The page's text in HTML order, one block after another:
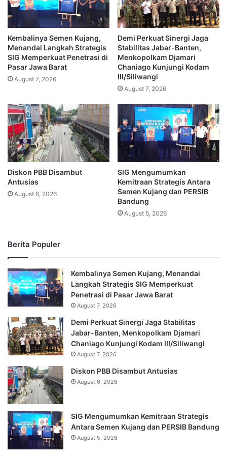
Kembalinya Semen Kujang,
Menandai Langkah Strategis
SIG Memperkuat Penetrasi di
Pasar Jawa Barat
August 7, 2026
Demi Perkuat Sinergi Jaga
Stabilitas Jabar-Banten,
Menkopolkam Djamari
Chaniago Kunjungi Kodam
III/Siliwangi
August 7, 2026
Diskon PBB Disambut
Antusias
August 6, 2026
SIG Mengumumkan
Kemitraan Strategis Antara
Semen Kujang dan PERSIB
Bandung
August 5, 2026
Berita Populer
Kembalinya Semen Kujang, Menandai
Langkah Strategis SIG Memperkuat
Penetrasi di Pasar Jawa Barat
August 7, 2026
Demi Perkuat Sinergi Jaga Stabilitas
Jabar-Banten, Menkopolkam Djamari
Chaniago Kunjungi Kodam III/Siliwangi
August 7, 2026
Diskon PBB Disambut Antusias
August 6, 2026
SIG Mengumumkan Kemitraan Strategis
Antara Semen Kujang dan PERSIB Bandung
August 5, 2026